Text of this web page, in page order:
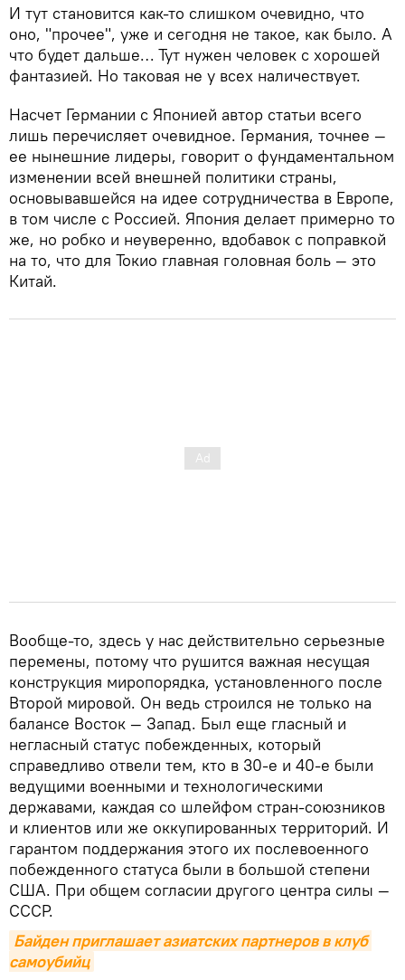
И тут становится как-то слишком очевидно, что
оно, "прочее", уже и сегодня не такое, как было. А
что будет дальше… Тут нужен человек с хорошей
фантазией. Но таковая не у всех наличествует.
Насчет Германии с Японией автор статьи всего
лишь перечисляет очевидное. Германия, точнее —
ее нынешние лидеры, говорит о фундаментальном
изменении всей внешней политики страны,
основывавшейся на идее сотрудничества в Европе,
в том числе с Россией. Япония делает примерно то
же, но робко и неуверенно, вдобавок с поправкой
на то, что для Токио главная головная боль — это
Китай.
Вообще-то, здесь у нас действительно серьезные
перемены, потому что рушится важная несущая
конструкция миропорядка, установленного после
Второй мировой. Он ведь строился не только на
балансе Восток — Запад. Был еще гласный и
негласный статус побежденных, который
справедливо отвели тем, кто в 30-е и 40-е были
ведущими военными и технологическими
державами, каждая со шлейфом стран-союзников
и клиентов или же оккупированных территорий. И
гарантом поддержания этого их послевоенного
побежденного статуса были в большой степени
США. При общем согласии другого центра силы —
СССР.
Байден приглашает азиатских партнеров в клуб
самоубийц